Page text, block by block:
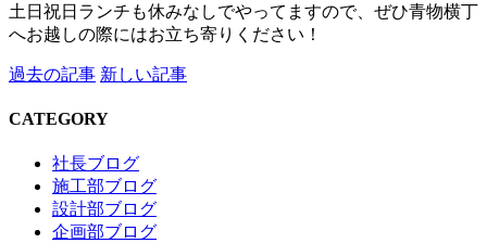
土日祝日ランチも休みなしでやってますので、ぜひ青物横丁
へお越しの際にはお立ち寄りください！
過去の記事 新しい記事
CATEGORY
社長ブログ
施工部ブログ
設計部ブログ
企画部ブログ